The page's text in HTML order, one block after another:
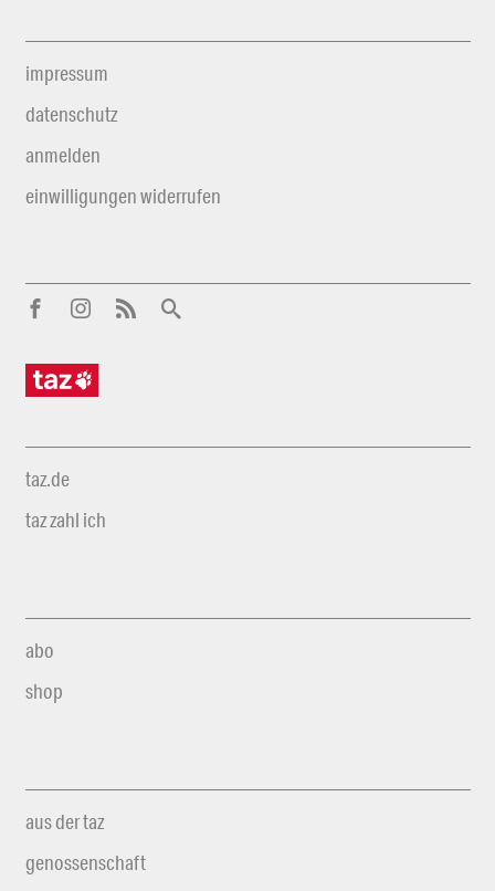
impressum
datenschutz
anmelden
einwilligungen widerrufen
taz.de
taz zahl ich
abo
shop
aus der taz
genossenschaft